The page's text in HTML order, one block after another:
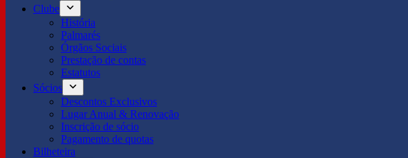
Clube
História
Palmarés
Órgãos Sociais
Prestação de contas
Estatutos
Sócios
Descontos Exclusivos
Lugar Anual & Renovação
Inscrição de sócio
Pagamento de quotas
Bilheteira